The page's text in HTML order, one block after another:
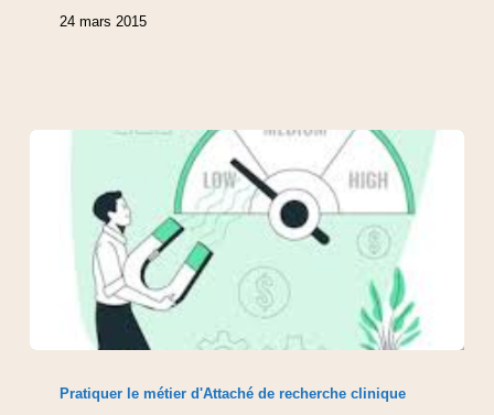
24 mars 2015
Pratiquer le métier d'Attaché de recherche clinique